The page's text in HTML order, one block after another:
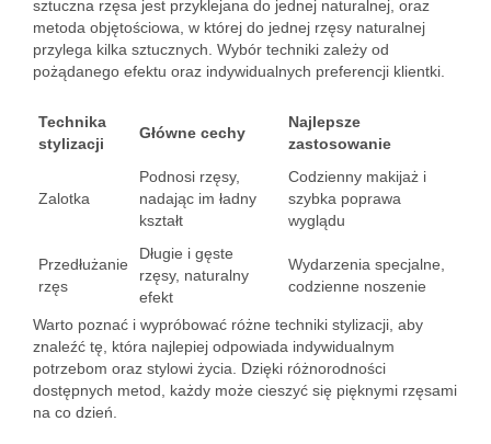
sztuczna rzęsa jest przyklejana do jednej naturalnej, oraz
metoda objętościowa, w której do jednej rzęsy naturalnej
przylega kilka sztucznych. Wybór techniki zależy od
pożądanego efektu oraz indywidualnych preferencji klientki.
Technika
stylizacji
Główne cechy
Najlepsze
zastosowanie
Zalotka
Podnosi rzęsy,
nadając im ładny
kształt
Codzienny makijaż i
szybka poprawa
wyglądu
Przedłużanie
rzęs
Długie i gęste
rzęsy, naturalny
efekt
Wydarzenia specjalne,
codzienne noszenie
Warto poznać i wypróbować różne techniki stylizacji, aby
znaleźć tę, która najlepiej odpowiada indywidualnym
potrzebom oraz stylowi życia. Dzięki różnorodności
dostępnych metod, każdy może cieszyć się pięknymi rzęsami
na co dzień.